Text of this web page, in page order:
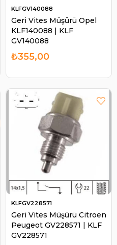
Geri Vites Müşürü Opel
KLF140088 | KLF
GV140088
KLFGV140088
₺355,00
Geri Vites Müşürü Citroen
Peugeot GV228571 | KLF
GV228571
KLFGV228571